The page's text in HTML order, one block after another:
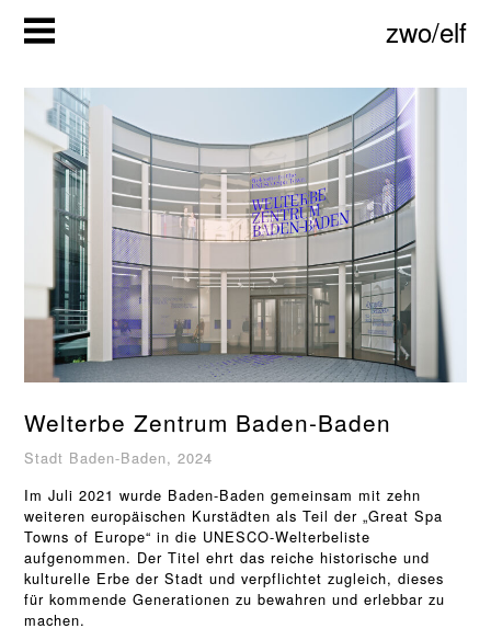
Zum
Inhalt
zwo/elf
Welterbe Zentrum Baden-Baden
Stadt Baden-Baden, 2024
Im Juli 2021 wurde Baden-Baden gemeinsam mit zehn
weiteren europäischen Kurstädten als Teil der „Great Spa
Towns of Europe“ in die UNESCO-Welterbeliste
aufgenommen. Der Titel ehrt das reiche historische und
kulturelle Erbe der Stadt und verpflichtet zugleich, dieses
für kommende Generationen zu bewahren und erlebbar zu
machen.